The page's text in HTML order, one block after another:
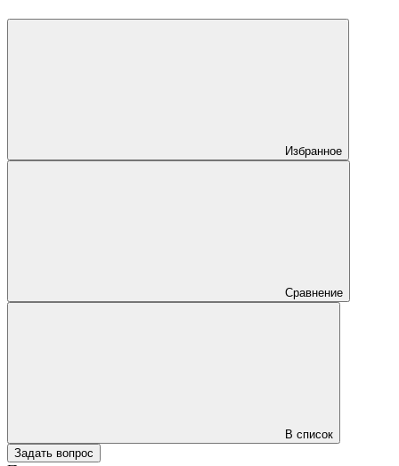
Избранное
Сравнение
В список
Задать вопрос